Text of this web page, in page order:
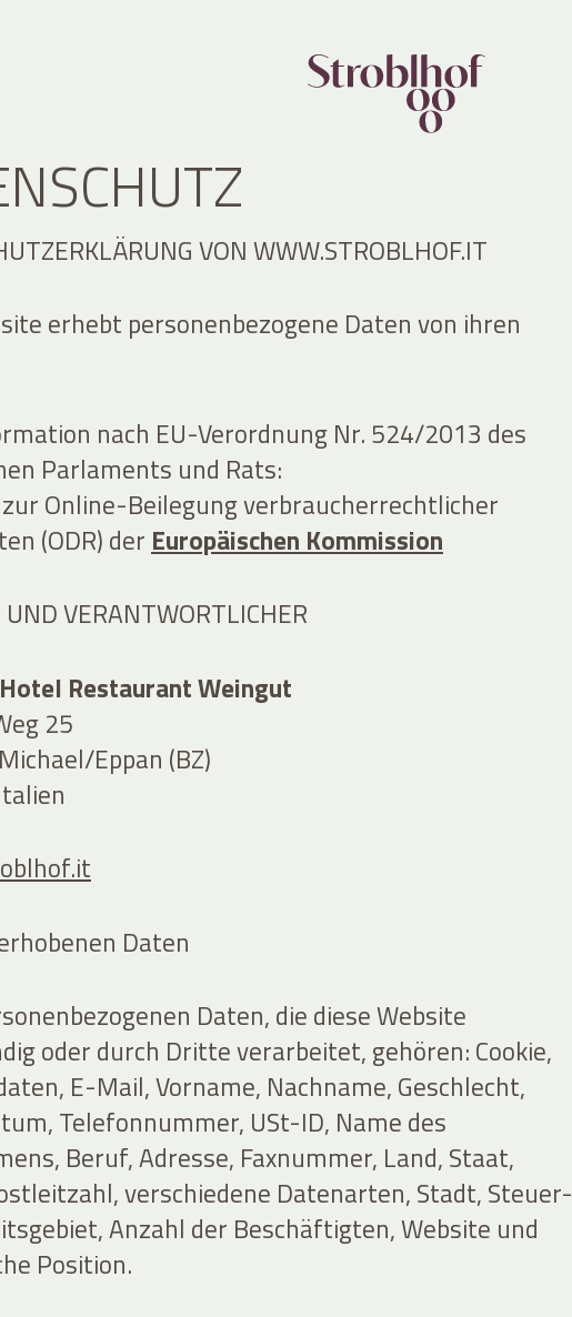
VON WWW.STROBLHOF.IT
erhebt personenbezogene Daten von ihren
nach EU-Verordnung Nr. 524/2013 des
Parlaments und Rats:
Online-Beilegung verbraucherrechtlicher
(ODR) der Europäischen Kommission
VERANTWORTLICHER
Restaurant Weingut
25
Eppan (BZ)
Daten
Daten, die diese Website
oder durch Dritte verarbeitet, gehören: Cookie,
E-Mail, Vorname, Nachname, Geschlecht,
Telefonnummer, USt-ID, Name des
Beruf, Adresse, Faxnummer, Land, Staat,
verschiedene Datenarten, Stadt, Steuer-
Anzahl der Beschäftigten, Website und
Position.